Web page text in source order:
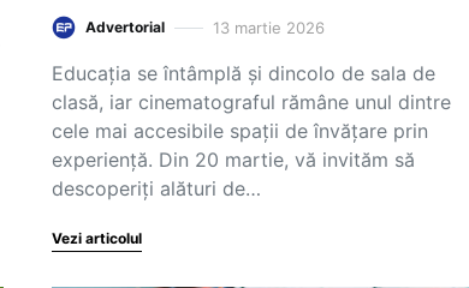
Advertorial 13 martie 2026
Educația se întâmplă și dincolo de sala de
clasă, iar cinematograful rămâne unul dintre
cele mai accesibile spații de învățare prin
experiență. Din 20 martie, vă invităm să
descoperiți alături de…
Vezi articolul